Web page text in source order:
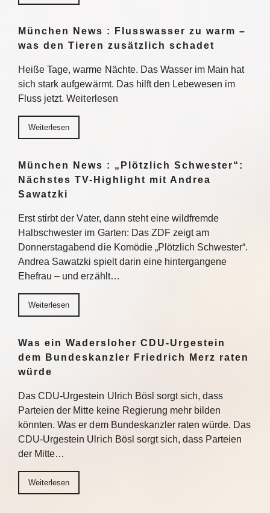
München News : Flusswasser zu warm –
was den Tieren zusätzlich schadet
Heiße Tage, warme Nächte. Das Wasser im Main hat
sich stark aufgewärmt. Das hilft den Lebewesen im
Fluss jetzt. Weiterlesen
Weiterlesen
München News : „Plötzlich Schwester“:
Nächstes TV-Highlight mit Andrea
Sawatzki
Erst stirbt der Vater, dann steht eine wildfremde
Halbschwester im Garten: Das ZDF zeigt am
Donnerstagabend die Komödie „Plötzlich Schwester“.
Andrea Sawatzki spielt darin eine hintergangene
Ehefrau – und erzählt…
Weiterlesen
Was ein Wadersloher CDU-Urgestein
dem Bundeskanzler Friedrich Merz raten
würde
Das CDU-Urgestein Ulrich Bösl sorgt sich, dass
Parteien der Mitte keine Regierung mehr bilden
könnten. Was er dem Bundeskanzler raten würde. Das
CDU-Urgestein Ulrich Bösl sorgt sich, dass Parteien
der Mitte…
Weiterlesen